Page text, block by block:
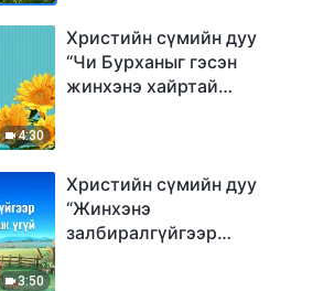
4:30
Христийн сүмийн дуу
“Чи Бурханыг гэсэн
жинхэнэ хайртай
3:50
Христийн сүмийн дуу
“Жинхэнэ
залбиралгүйгээр